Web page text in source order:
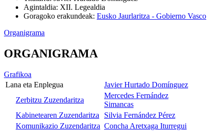
Agintaldia: XII. Legealdia
Goragoko erakundeak: Eusko Jaurlaritza - Gobierno Vasco
Organigrama
ORGANIGRAMA
Grafikoa
Lana eta Enplegua
Javier Hurtado Domínguez
Zerbitzu Zuzendaritza
Mercedes Fernández
Simancas
Kabinetearen Zuzendaritza
Silvia Fernández Pérez
Komunikazio Zuzendaritza Concha Aretxaga Iturregui